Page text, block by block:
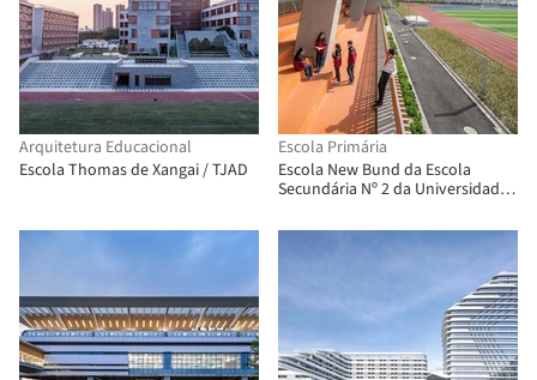
Arquitetura Educacional
Escola Thomas de Xangai / TJAD
Escola Primária
Escola New Bund da Escola
Secundária Nº 2 da Universidade
Jardim de Infância Bing Chang
Tian New Bund / Atelier Z+,